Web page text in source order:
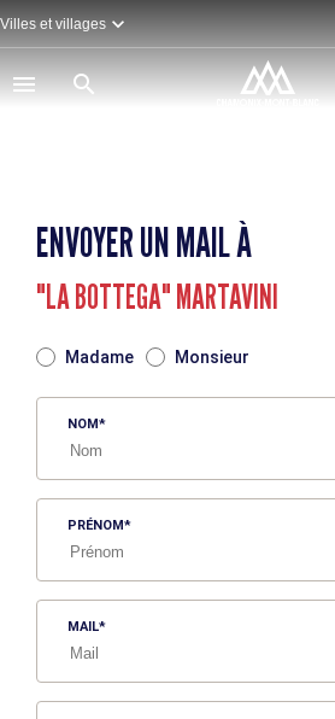
Aller
au
contenu
principal
Villes et villages
ENVOYER UN MAIL À
"LA BOTTEGA" MARTAVINI
Madame Monsieur
NOM
PRÉNOM
MAIL